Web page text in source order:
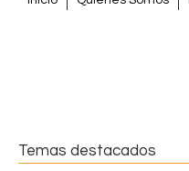
e
n
Temas destacados